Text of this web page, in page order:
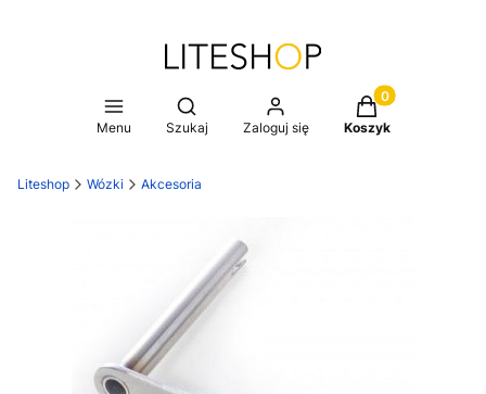
Menu
Otwórz wyszukiwarkę
Szukaj Zaloguj się
Produkty w
Koszyk
Liteshop Wózki Akcesoria